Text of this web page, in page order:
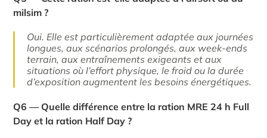
milsim ?
Oui. Elle est particulièrement adaptée aux journées
longues, aux scénarios prolongés, aux week-ends
terrain, aux entraînements exigeants et aux
situations où l’effort physique, le froid ou la durée
d’exposition augmentent les besoins énergétiques.
Q6 — Quelle différence entre la ration MRE 24 h Full
Day et la ration Half Day ?